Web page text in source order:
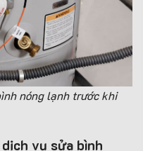
nóng lạnh trước khi
vụ sửa bình